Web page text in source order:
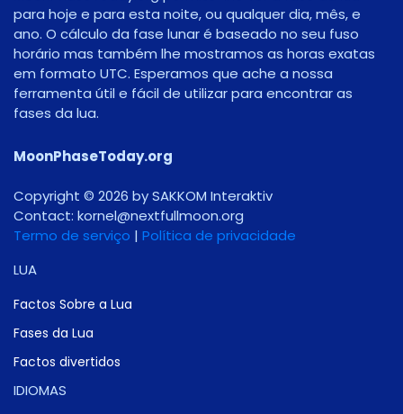
para hoje e para esta noite, ou qualquer dia, mês, e
ano. O cálculo da fase lunar é baseado no seu fuso
horário mas também lhe mostramos as horas exatas
em formato UTC. Esperamos que ache a nossa
ferramenta útil e fácil de utilizar para encontrar as
fases da lua.
MoonPhaseToday.org
Copyright © 2026 by SAKKOM Interaktiv
Contact: gro.noomlluftxen@lenrok
Termo de serviço | Política de privacidade
LUA
Factos Sobre a Lua
Fases da Lua
Factos divertidos
IDIOMAS